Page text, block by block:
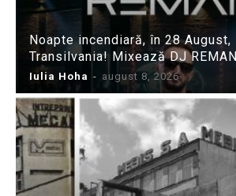
Noapte incendiară, în 28 August,
Transilvania! Mixează DJ
Iulia Hoha - august 8, 2026